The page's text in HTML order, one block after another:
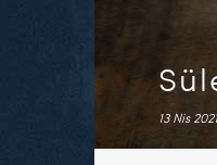
13 Nis 2021